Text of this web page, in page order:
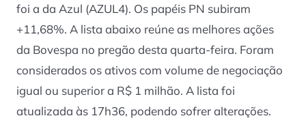
foi a da Azul (AZUL4). Os papéis PN subiram
+11,68%. A lista abaixo reúne as melhores ações
da Bovespa no pregão desta quarta-feira. Foram
considerados os ativos com volume de negociação
igual ou superior a R$ 1 milhão. A lista foi
atualizada às 17h36, podendo sofrer alterações.